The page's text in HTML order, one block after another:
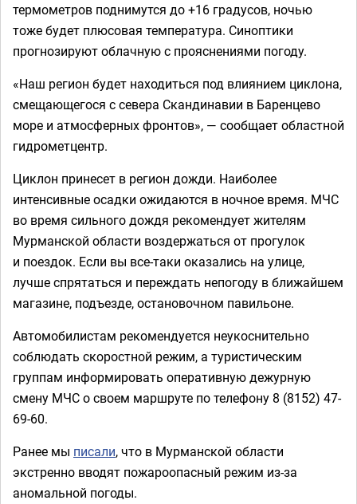
термометров поднимутся до +16 градусов, ночью
тоже будет плюсовая температура. Синоптики
прогнозируют облачную с прояснениями погоду.
«Наш регион будет находиться под влиянием циклона,
смещающегося с севера Скандинавии в Баренцево
море и атмосферных фронтов», — сообщает областной
гидрометцентр.
Циклон принесет в регион дожди. Наиболее
интенсивные осадки ожидаются в ночное время. МЧС
во время сильного дождя рекомендует жителям
Мурманской области воздержаться от прогулок
и поездок. Если вы все-таки оказались на улице,
лучше спрятаться и переждать непогоду в ближайшем
магазине, подъезде, остановочном павильоне.
Автомобилистам рекомендуется неукоснительно
соблюдать скоростной режим, а туристическим
группам информировать оперативную дежурную
смену МЧС о своем маршруте по телефону 8 (8152) 47-
69-60.
Ранее мы писали, что в Мурманской области
экстренно вводят пожароопасный режим из-за
аномальной погоды.